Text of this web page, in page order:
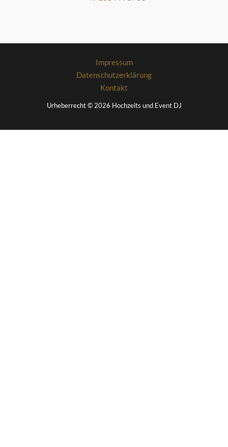
Impressum
Datenschutzerklärung
Kontakt
Urheberrecht © 2026 Hochzeits und Event DJ